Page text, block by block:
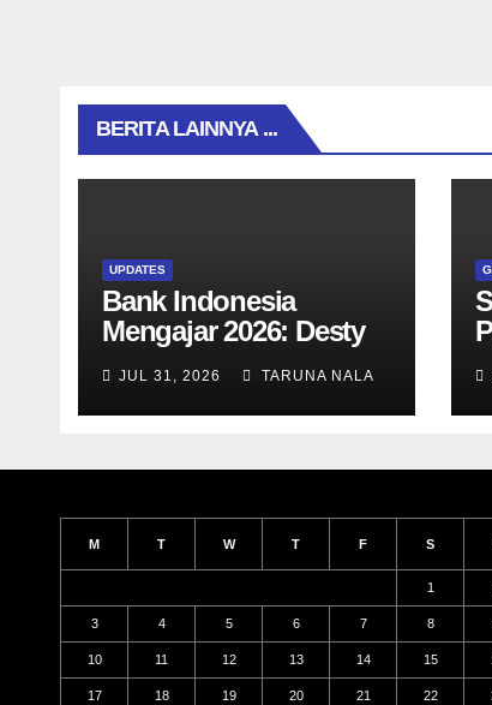
BERITA LAINNYA ...
UPDATES
Bank Indonesia
Mengajar 2026: Desty
SMAN Taruna Nala
Jawa Timur Menjadi
JUL 31, 2026 TARUNA NALA
M T W T F S
1
3 4 5 6 7 8
10 11 12 13 14 15
17 18 19 20 21 22